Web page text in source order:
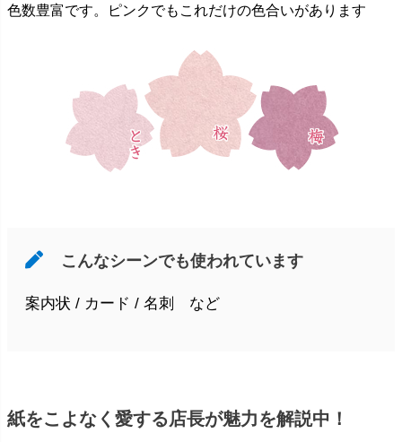
色数豊富です。ピンクでもこれだけの色合いがあります
こんなシーンでも使われています
案内状 / カード / 名刺 など
紙をこよなく愛する店長が魅力を解説中！